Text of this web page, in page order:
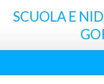
SCUOLA E